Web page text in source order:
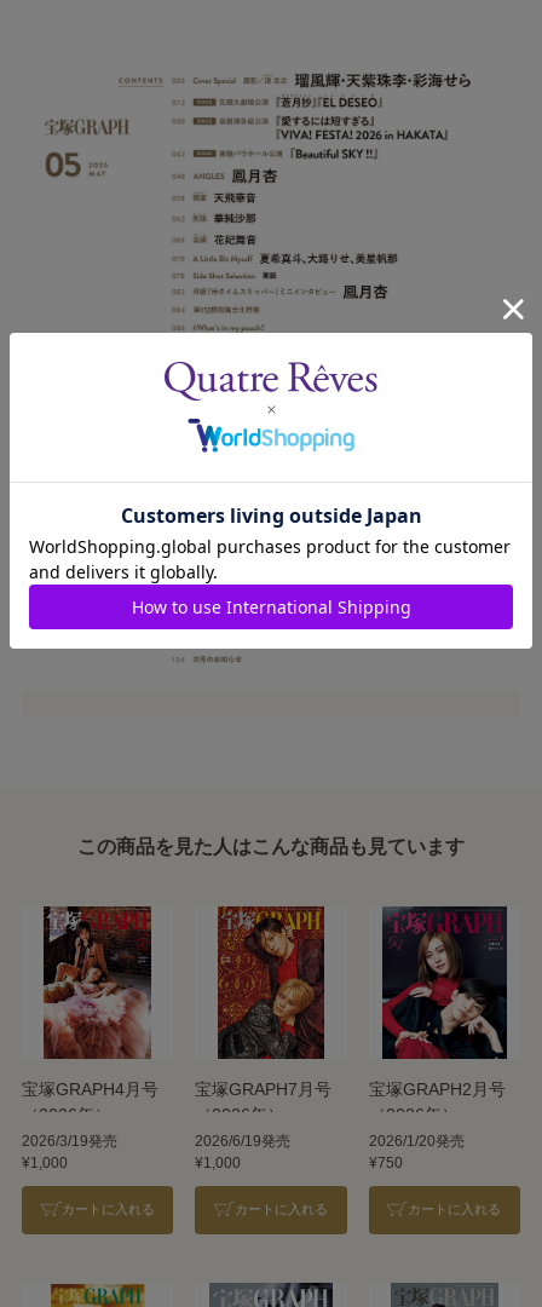
この商品を見た人はこんな商品も見ています
宝塚GRAPH4月号
（2026年）
2026/3/19発売
¥1,000
カートに入れる
宝塚GRAPH7月号
（2026年）
2026/6/19発売
¥1,000
カートに入れる
宝塚GRAPH2月号
（2026年）
2026/1/20発売
¥750
カートに入れる